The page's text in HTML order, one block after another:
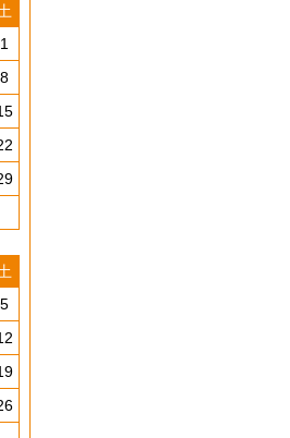
1
8
5